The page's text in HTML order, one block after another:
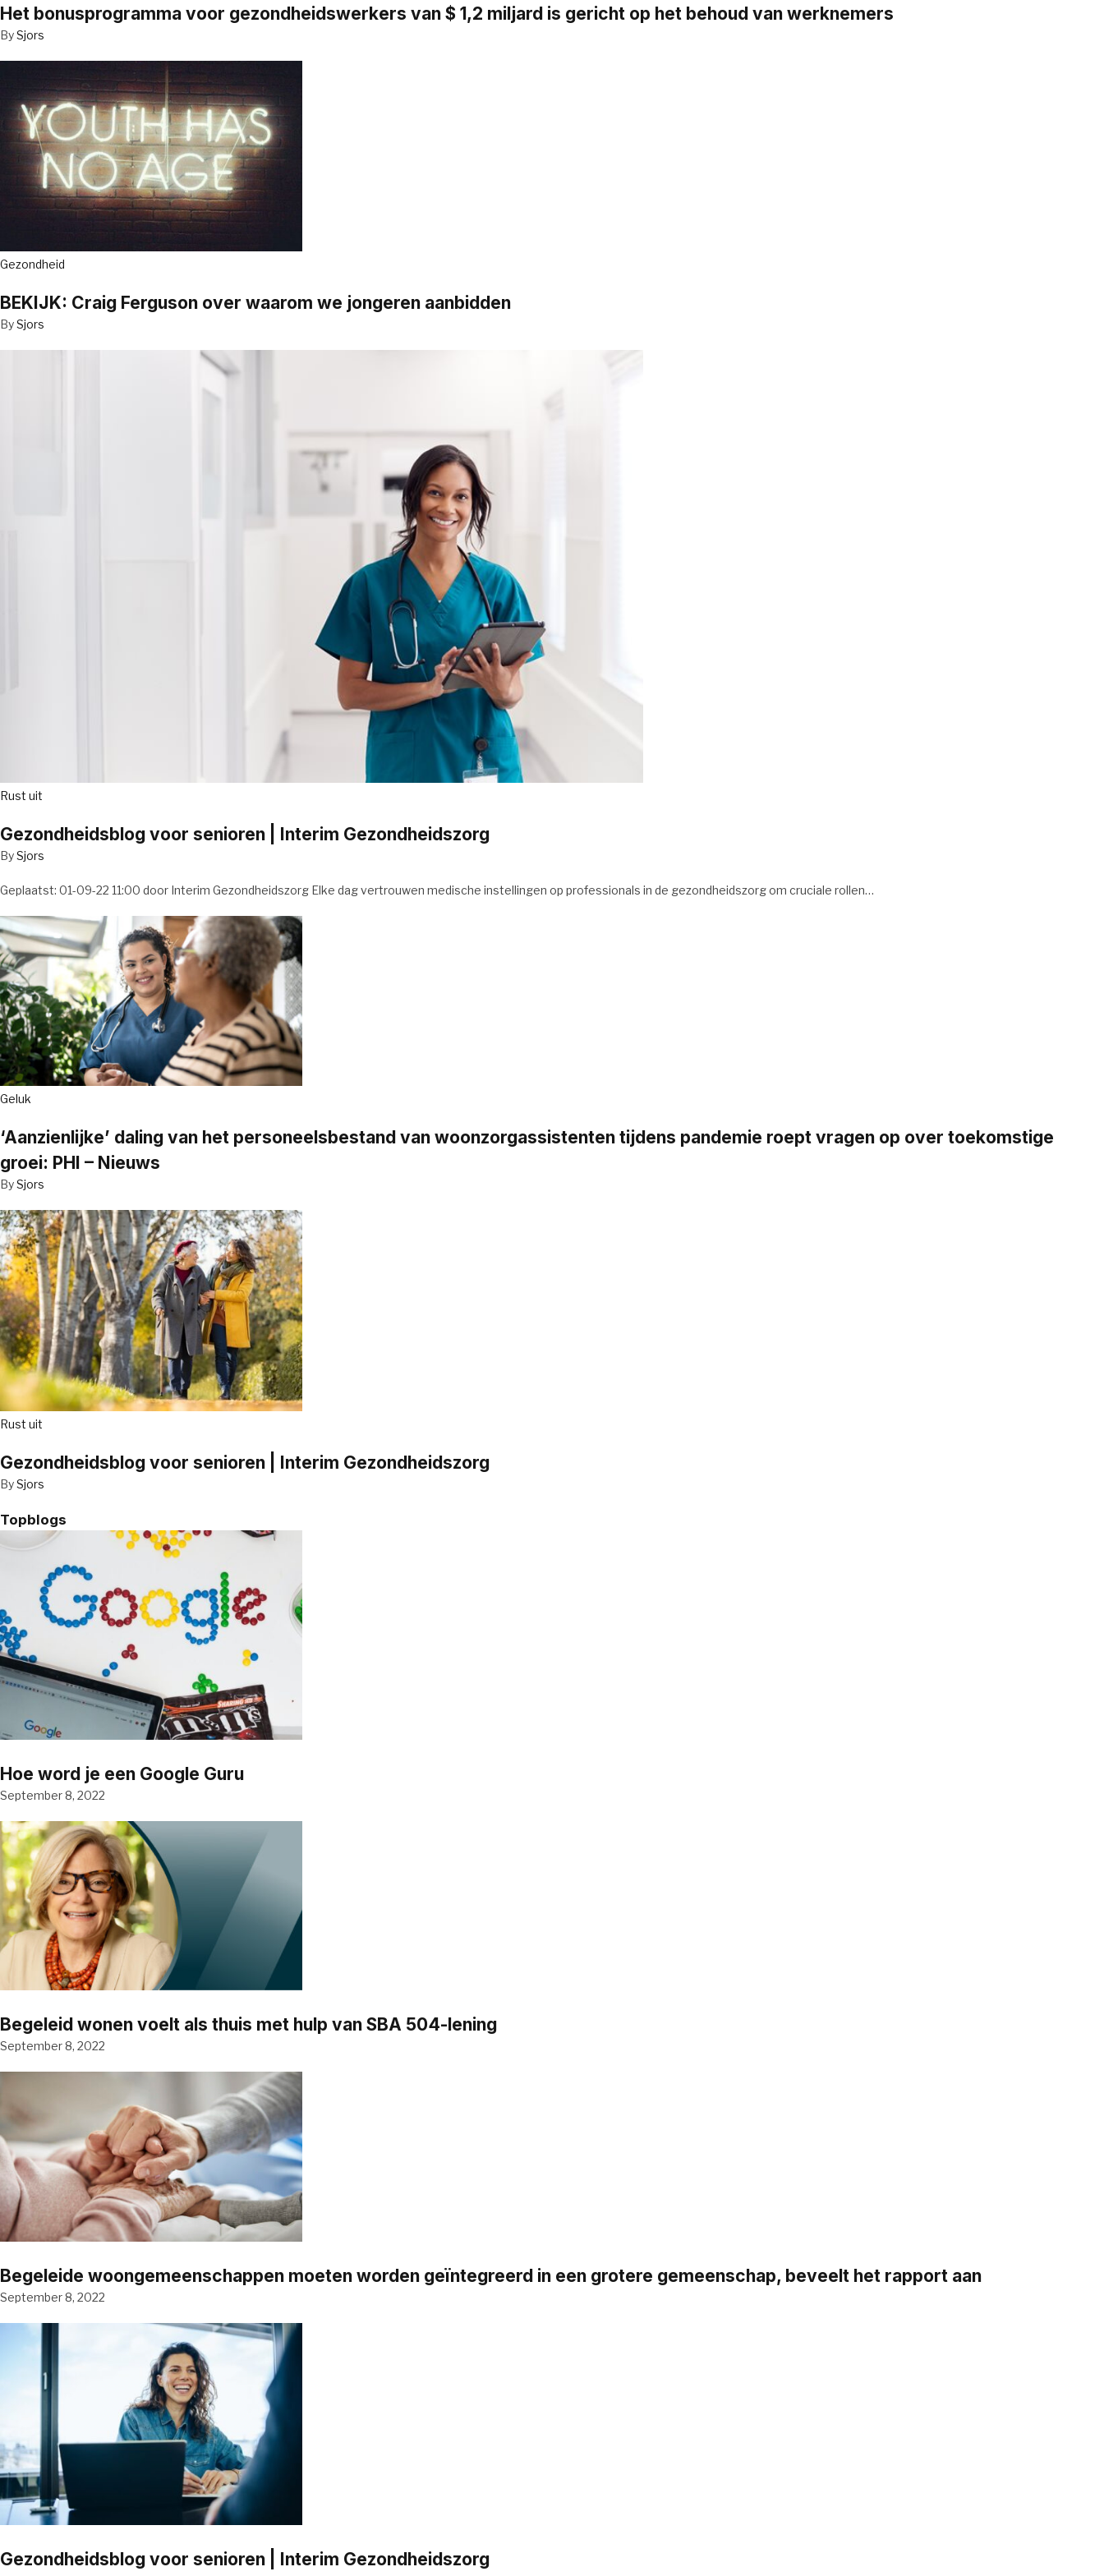
Het bonusprogramma voor gezondheidswerkers van $ 1,2 miljard is gericht op het behoud van werknemers
BySjors
Gezondheid
BEKIJK: Craig Ferguson over waarom we jongeren aanbidden
BySjors
Rust uit
Gezondheidsblog voor senioren | Interim Gezondheidszorg
BySjors
Geplaatst: 01-09-22 11:00 door Interim Gezondheidszorg Elke dag vertrouwen medische instellingen op professionals in de gezondheidszorg om cruciale rollen…
Geluk
‘Aanzienlijke’ daling van het personeelsbestand van woonzorgassistenten tijdens pandemie roept vragen op over toekomstige
groei: PHI – Nieuws
BySjors
Rust uit
Gezondheidsblog voor senioren | Interim Gezondheidszorg
BySjors
Topblogs
Hoe word je een Google Guru
September 8, 2022
Begeleid wonen voelt als thuis met hulp van SBA 504-lening
September 8, 2022
Begeleide woongemeenschappen moeten worden geïntegreerd in een grotere gemeenschap, beveelt het rapport aan
September 8, 2022
Gezondheidsblog voor senioren | Interim Gezondheidszorg